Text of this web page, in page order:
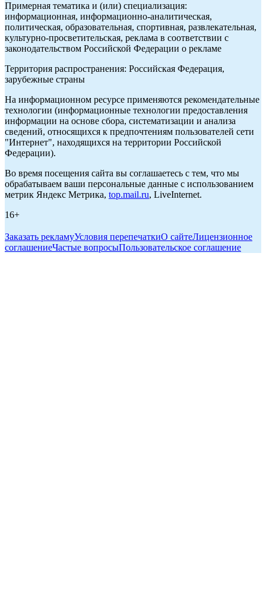
Примерная тематика и (или) специализация:
информационная, информационно-аналитическая,
политическая, образовательная, спортивная, развлекательная,
культурно-просветительская, реклама в соответствии с
законодательством Российской Федерации о рекламе
Территория распространения: Российская Федерация,
зарубежные страны
На информационном ресурсе применяются рекомендательные
технологии (информационные технологии предоставления
информации на основе сбора, систематизации и анализа
сведений, относящихся к предпочтениям пользователей сети
"Интернет", находящихся на территории Российской
Федерации).
Во время посещения сайта вы соглашаетесь с тем, что мы
обрабатываем ваши персональные данные с использованием
метрик Яндекс Метрика, top.mail.ru, LiveInternet.
16+
Заказать рекламуУсловия перепечаткиО сайтеЛицензионное
соглашениеЧастые вопросыПользовательское соглашение